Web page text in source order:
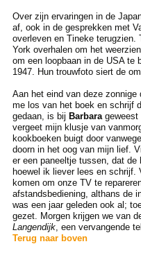
Over zijn ervaringen in de
af, ook in de gesprekken met
overleven en Tineke terugzien.
York overhalen om het
om een loopbaan in de USA te
1947. Hun trouwfoto siert de
Aan het eind van deze
me los van het boek en schrijf
gedaan, is bij Barbarageweest
vergeet mijn klusje van
kookboeken buigt door
doorn in het oog van mijn lief.
er een paneeltje tussen, dat de
hoewel ik liever lees en schrijf.
komen om onze TV te
afstandsbediening, althans de
was een jaar geleden ook al;
gezet. Morgen krijgen we van
Langendijk, een vervangende
Terug naar boven